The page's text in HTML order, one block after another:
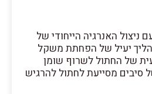
ניצול האנרגיה הייחודי של
יעיל של הפחתת משקל
של החתול לשרוף שומן
סיבים מסייעת לחתול להרגיש